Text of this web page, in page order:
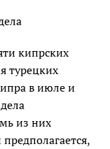
кипрских
турецких
в июле и
из них